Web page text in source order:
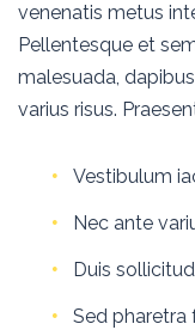
venenatis metus
Pellentesque et
malesuada,
varius risus.
Vestibulum
Nec ante
Duis
Sed pharetra